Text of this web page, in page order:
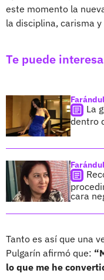
este momento la
la disciplina, carisma
Te puede
La
dentro
cara
Tanto es así que una
Pulgarín afirmó que:
lo que me he